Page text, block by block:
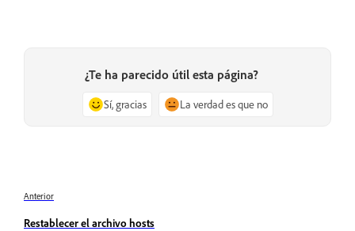
¿Te ha parecido útil esta página?
Sí, gracias La verdad es que no
Anterior
Restablecer el archivo hosts